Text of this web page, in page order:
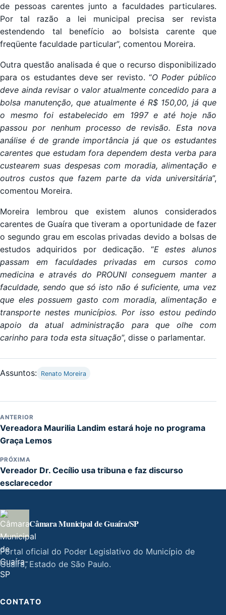
de pessoas carentes junto a faculdades particulares.
Por tal razão a lei municipal precisa ser revista
estendendo tal benefício ao bolsista carente que
freqüente faculdade particular”, comentou Moreira.
Outra questão analisada é que o recurso disponibilizado
para os estudantes deve ser revisto. “O Poder público
deve ainda revisar o valor atualmente concedido para a
bolsa manutenção, que atualmente é R$ 150,00, já que
o mesmo foi estabelecido em 1997 e até hoje não
passou por nenhum processo de revisão. Esta nova
análise é de grande importância já que os estudantes
carentes que estudam fora dependem desta verba para
custearem suas despesas com moradia, alimentação e
outros custos que fazem parte da vida universitária”,
comentou Moreira.
Moreira lembrou que existem alunos considerados
carentes de Guaíra que tiveram a oportunidade de fazer
o segundo grau em escolas privadas devido a bolsas de
estudos adquiridos por dedicação. “E estes alunos
passam em faculdades privadas em cursos como
medicina e através do PROUNI conseguem manter a
faculdade, sendo que só isto não é suficiente, uma vez
que eles possuem gasto com moradia, alimentação e
transporte nestes municípios. Por isso estou pedindo
apoio da atual administração para que olhe com
carinho para toda esta situação”, disse o parlamentar.
Assuntos: Renato Moreira
ANTERIOR
Vereadora Maurilia Landim estará hoje no programa
Graça Lemos
PRÓXIMA
Vereador Dr. Cecílio usa tribuna e faz discurso
esclarecedor
Câmara Municipal de Guaíra/SP
Portal oficial do Poder Legislativo do Município de
Guaíra, Estado de São Paulo.
CONTATO